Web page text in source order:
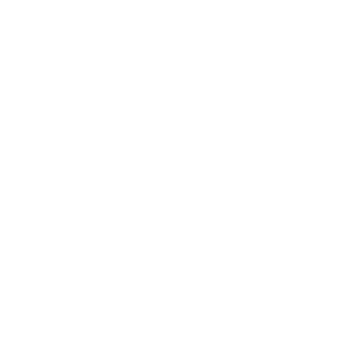
de confidentialité, en garantissant la conformité avec